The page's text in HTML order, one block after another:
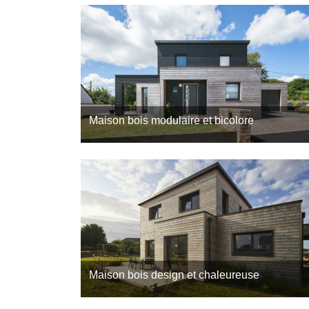
choisi de confier leur projet de maison plain-pied
Morbihan à Trecobois, constructeur maison bois à
Vannes dans le 56…
Maison bois modulaire et bicolore
située à Brest, dans le Finistère (29), une
réalisation signée Trecobois, constructeur de
maisons en bois en Bretagne. Conçue…
Maison bois design et chaleureuse